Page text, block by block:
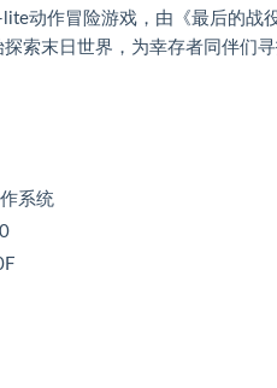
动作冒险游戏，由《最后的战
索末日世界，为幸存者同伴们
系统